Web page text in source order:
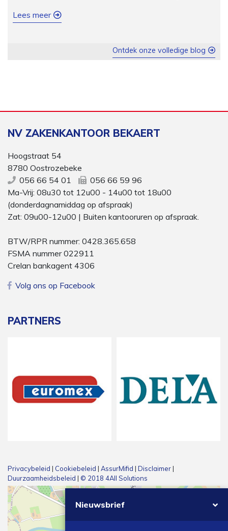
Lees meer
Ontdek onze volledige blog
NV ZAKENKANTOOR BEKAERT
Hoogstraat 54
8780 Oostrozebeke
056 66 54 01
056 66 59 96
Ma-Vrij: 08u30 tot 12u00 - 14u00 tot 18u00
(donderdagnamiddag op afspraak)
Zat: 09u00-12u00 | Buiten kantooruren op afspraak.
BTW/RPR nummer: 0428.365.658
FSMA nummer 022911
Crelan bankagent 4306
Volg ons op Facebook
PARTNERS
Privacybeleid | Cookiebeleid | AssurMifid | Disclaimer|
Duurzaamheidsbeleid | © 2018 4All Solutions
Nieuwsbrief